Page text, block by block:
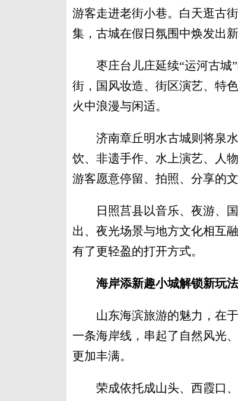
游客走进老街小巷。白天逛古
集，古城在假日氛围中焕发出新
枣庄台儿庄延续“运河古城”
街，国风妆造、街区演艺、特
火中浪漫与闲适。
济南章丘明水古城则将泉水
饮、非遗手作、水上演艺、人
游客愿意停留、拍照、分享的文
日照莒县以音乐、夜游、国
出、夜光场景与地方文化相互
有了更轻盈的打开方式。
海岸添新趣小城解锁新玩法
山东海滨旅游的魅力，在于
一条海岸线，串起了自然风光
更加丰满。
荣成依托成山头、西霞口、